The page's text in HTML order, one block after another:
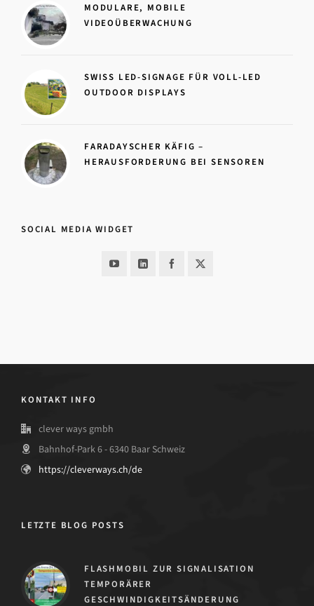
MODULARE, MOBILE
VIDEOÜBERWACHUNG
SWISS LED-SIGNAGE FÜR VOLL-LED
OUTDOOR DISPLAYS
FARADAYSCHER KÄFIG –
HERAUSFORDERUNG BEI SENSOREN
SOCIAL MEDIA WIDGET
KONTAKT INFO
clever ways gmbh
Bahnhof-Park 6 - 6340 Baar Schweiz
https://cleverways.ch/de
LETZTE BLOG POSTS
FLASHMOBIL ZUR SIGNALISATION
TEMPORÄRER
GESCHWINDIGKEITSÄNDERUNG